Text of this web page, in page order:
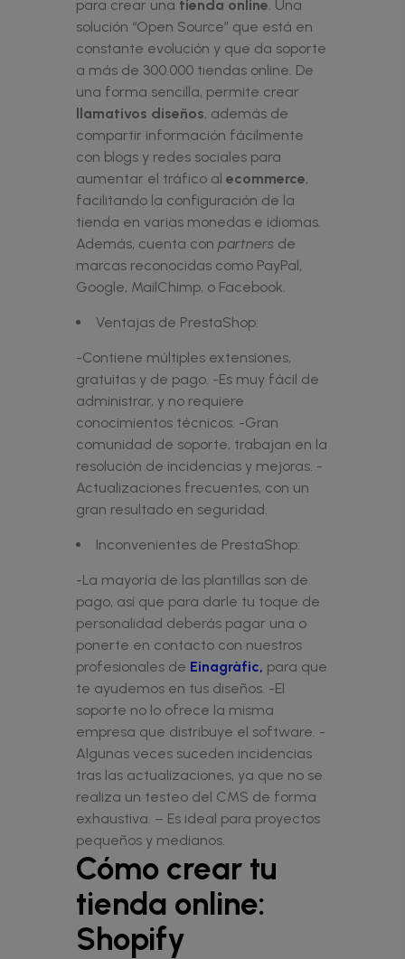
para crear una tienda online . Una
solución “Open Source” que está en
constante evolución y que da soporte
a más de 300.000 tiendas online. De
una forma sencilla, permite crear
llamativos diseños, además de
compartir información fácilmente
con blogs y redes sociales para
aumentar el tráfico al ecommerce,
facilitando la configuración de la
tienda en varias monedas e idiomas.
Además, cuenta con partners de
marcas reconocidas como PayPal,
Google, MailChimp, o Facebook.
Ventajas de PrestaShop:
-Contiene múltiples extensiones,
gratuitas y de pago. -Es muy fácil de
administrar, y no requiere
conocimientos técnicos. -Gran
comunidad de soporte, trabajan en la
resolución de incidencias y mejoras. -
Actualizaciones frecuentes, con un
gran resultado en seguridad.
Inconvenientes de PrestaShop:
-La mayoría de las plantillas son de
pago, así que para darle tu toque de
personalidad deberás pagar una o
ponerte en contacto con nuestros
profesionales de Einagràfic, para que
te ayudemos en tus diseños. -El
soporte no lo ofrece la misma
empresa que distribuye el software. -
Algunas veces suceden incidencias
tras las actualizaciones, ya que no se
realiza un testeo del CMS de forma
exhaustiva. – Es ideal para proyectos
pequeños y medianos.
Cómo crear tu
tienda online:
Shopify